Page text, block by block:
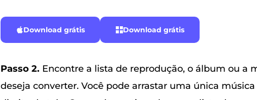
Download grátis Download grátis
Passo 2. Encontre a lista de reprodução, o álbum ou a
deseja converter. Você pode arrastar uma única